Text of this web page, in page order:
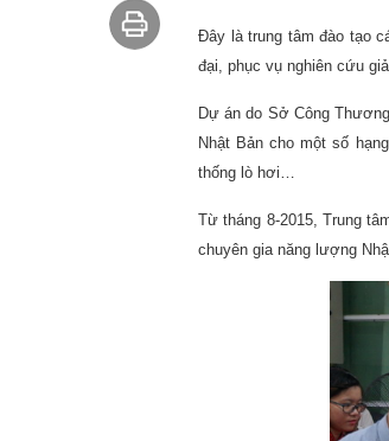
Đây là trung tâm đào tạo
đại, phục vụ nghiên cứu
Dự án do Sở Công
Nhật Bản cho một số
thống lò hơi…
Từ tháng 8-2015, Trung
chuyên gia năng lượng